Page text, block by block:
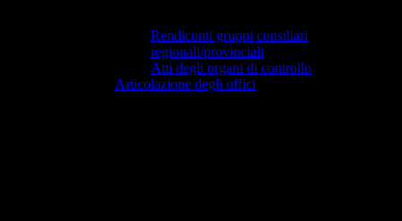
Rendiconti gruppi consiliari
regionali/provinciali
Atti degli organi di controllo
Articolazione degli uffici